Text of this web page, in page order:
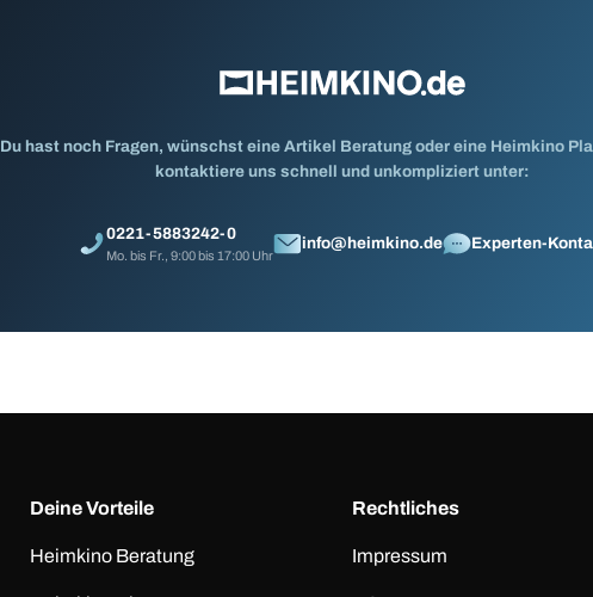
Du hast noch Fragen, wünschst eine Artikel Beratung oder eine Heimkino
kontaktiere uns schnell und unkompliziert unter:
0221-5883242-0
Mo. bis Fr., 9:00 bis 17:00 Uhr
info@heimkino.de Experten-
Deine Vorteile
Heimkino Beratung
Rechtliches
Impressum